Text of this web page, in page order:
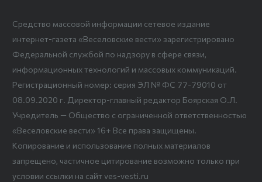
Средство массовой информации сетевое издание
интернет-газета «Веселовские вести» зарегистрировано
Федеральной службой по надзору в сфере связи,
информационных технологий и массовых коммуникаций.
Регистрационный номер: серия ЭЛ № ФС 77-79010 от
08.09.2020 г. Директор-главный редактор Боярская О.Л.
Учредитель — Общество с ограниченной ответственностью
«Веселовские вести» 16+ Все права защищены.
Копирование и использование полных материалов
запрещено, частичное цитирование возможно только при
условии ссылки на сайт ves-vesti.ru